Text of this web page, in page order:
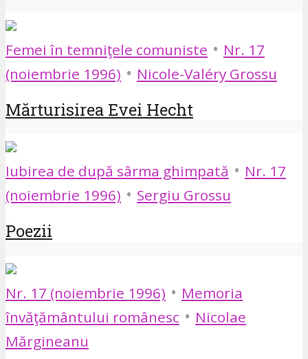
Femei în temniţele comuniste • Nr. 17
(noiembrie 1996) • Nicole-Valéry Grossu
Mărturisirea Evei Hecht
Iubirea de după sârma ghimpată • Nr. 17
(noiembrie 1996) • Sergiu Grossu
Poezii
Nr. 17 (noiembrie 1996) • Memoria
învăţământului românesc • Nicolae
Mărgineanu